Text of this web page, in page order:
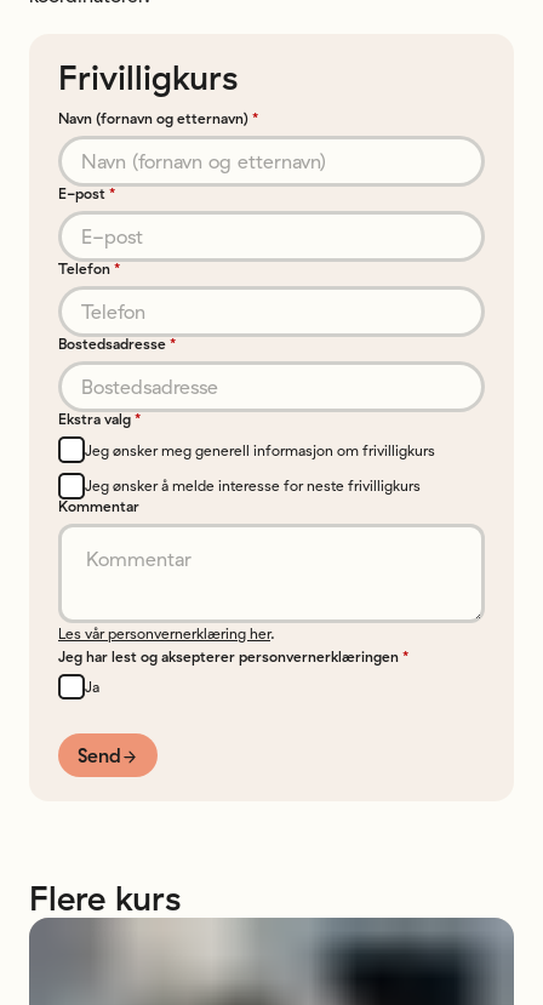
Frivilligkurs
Navn (fornavn og etternavn) *
E-post *
Telefon *
Bostedsadresse *
Ekstra valg *
Jeg ønsker meg generell informasjon om frivilligkurs
Jeg ønsker å melde interesse for neste frivilligkurs
Kommentar
Les vår personvernerklæring her.
Jeg har lest og aksepterer personvernerklæringen *
Ja
Send
Flere kurs